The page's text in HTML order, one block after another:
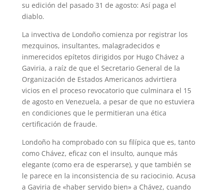
su edición del pasado 31 de agosto: Así paga el
diablo.
La invectiva de Londoño comienza por registrar los
mezquinos, insultantes, malagradecidos e
inmerecidos epítetos dirigidos por Hugo Chávez a
Gaviria, a raíz de que el Secretario General de la
Organización de Estados Americanos advirtiera
vicios en el proceso revocatorio que culminara el 15
de agosto en Venezuela, a pesar de que no estuviera
en condiciones que le permitieran una ética
certificación de fraude.
Londoño ha comprobado con su filípica que es, tanto
como Chávez, eficaz con el insulto, aunque más
elegante (como era de esperarse), y que también se
le parece en la inconsistencia de su raciocinio. Acusa
a Gaviria de «haber servido bien» a Chávez, cuando